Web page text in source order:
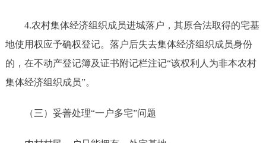
4.农村集体经济组织成员进城落户，其原合法取得的宅基
地使用权应予确权登记。落户后失去集体经济组织成员身份
的，在不动产登记簿及证书附记栏注记“该权利人为非本农村
集体经济组织成员”。
（三）妥善处理“一户多宅”问题